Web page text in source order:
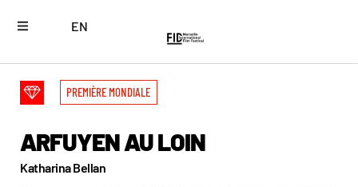
EN
PREMIÈRE MONDIALE
ARFUYEN AU LOIN
Katharina Bellan